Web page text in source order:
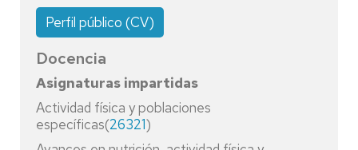
Perfil público (CV)
Docencia
Asignaturas impartidas
Actividad física y poblaciones
específicas(26321)